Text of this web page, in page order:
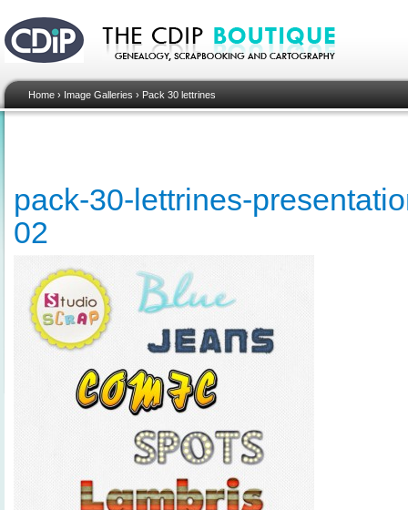
Home › Image Galleries › Pack 30 lettrines
pack-30-lettrines-
02